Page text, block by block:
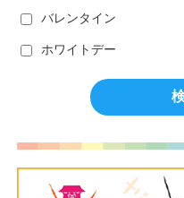
バレンタイン
ホワイトデー